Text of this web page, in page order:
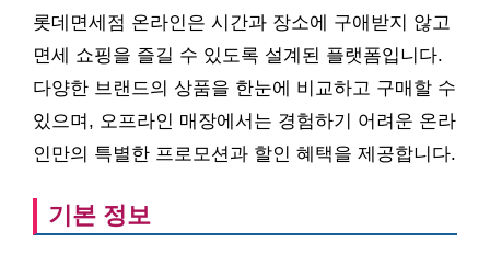
롯데면세점 온라인은 시간과 장소에 구애받지 않고
면세 쇼핑을 즐길 수 있도록 설계된 플랫폼입니다.
다양한 브랜드의 상품을 한눈에 비교하고 구매할 수
있으며, 오프라인 매장에서는 경험하기 어려운 온라
인만의 특별한 프로모션과 할인 혜택을 제공합니다.
기본 정보